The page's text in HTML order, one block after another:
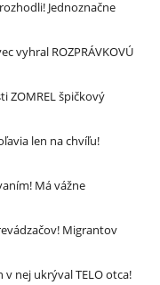
Jednoznačne
vyhral ROZPRÁVKOVÚ
ZOMREL špičkový
len na chvíľu!
Má vážne
Migrantov
v nej ukrýval TELO otca!